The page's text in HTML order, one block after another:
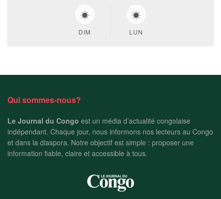
DIM LUN
Qui sommes-nous?
Le Journal du Congo est un média d’actualité congolaise
indépendant. Chaque jour, nous informons nos lecteurs au Congo
et dans la diaspora. Notre objectif est simple : proposer une
information fiable, claire et accessible à tous.